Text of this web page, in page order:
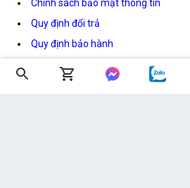
Chính sách bảo mật thông tin
Quy định đổi trả
Quy định bảo hành
Giới thiệu